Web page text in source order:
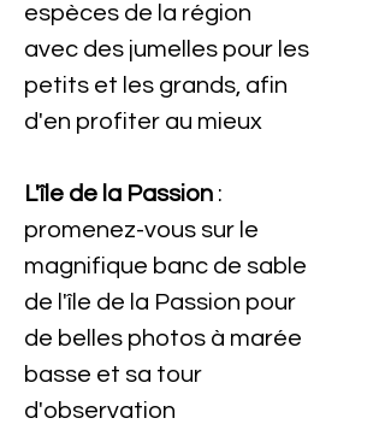
espèces de la région
avec des jumelles pour les
petits et les grands, afin
d'en profiter au mieux
L'île de la Passion :
promenez-vous sur le
magnifique banc de sable
de l'île de la Passion pour
de belles photos à marée
basse et sa tour
d'observation